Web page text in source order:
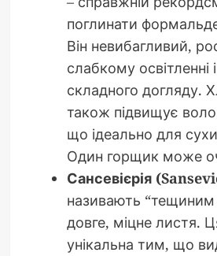
поглинати
Він невибагливий,
слабкому освітленні
складного догляду.
також підвищує
що ідеально для
Один горщик може
Сансевієрія
називають “тещиним
довге, міцне листя.
унікальна тим, що